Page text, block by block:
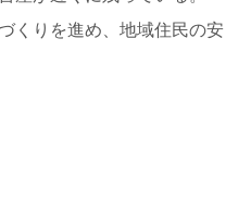
くりを進め、地域住民の安